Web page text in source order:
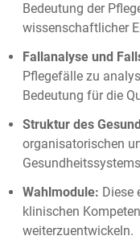
Bedeutung der
wissenschaftlicher
Fallanalyse und
Pflegefälle zu
Bedeutung für die
Struktur des
organisatorischen
Wahlmodule: Diese
klinischen
weiterzuentwickeln.